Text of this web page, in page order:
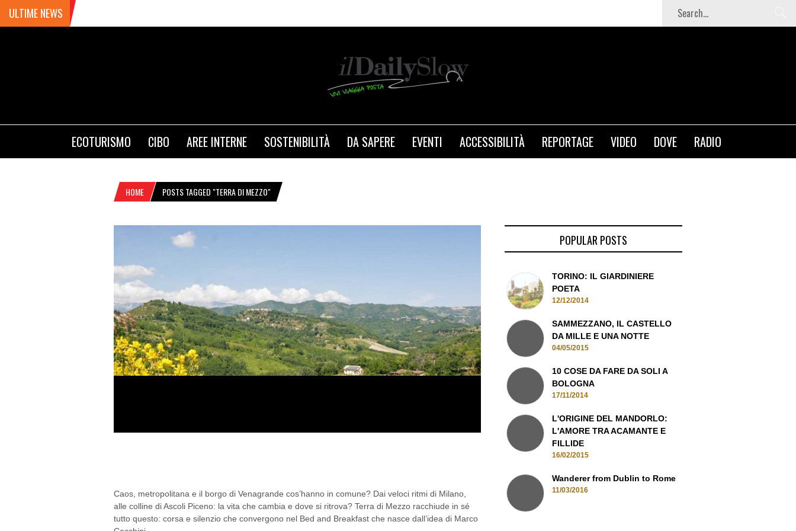
ULTIME NEWS
ECOTURISMO CIBO AREE INTERNE SOSTENIBILITÀ DA SAPERE EVENTI ACCESSIBILITÀ REPORTAGE VIDEO DOVE RADIO
HOME POSTS TAGGED "TERRA DI MEZZO"
Caos, metropolitana e il borgo di Venagrande cos’hanno in comune? Dai veloci ritmi di Milano,
alle colline di Ascoli Piceno: la vita che cambia e dove si ritrova? Terra di Mezzo racchiude in sé
tutto questo: corsa e silenzio che convergono nel Bed and Breakfast che nasce dall’idea di Marco
POPULAR POSTS
TORINO: IL GIARDINIERE
POETA
12/12/2014
SAMMEZZANO, IL CASTELLO
DA MILLE E UNA NOTTE
04/05/2015
10 COSE DA FARE DA SOLI A
BOLOGNA
17/11/2014
L'ORIGINE DEL MANDORLO:
L'AMORE TRA ACAMANTE E
FILLIDE
16/02/2015
Wanderer from Dublin to Rome
11/03/2016